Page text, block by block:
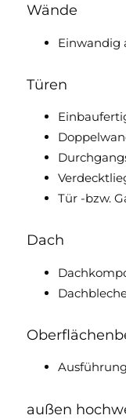
Wände
Einwandig
Türen
Tür -bzw.
Dach
außen